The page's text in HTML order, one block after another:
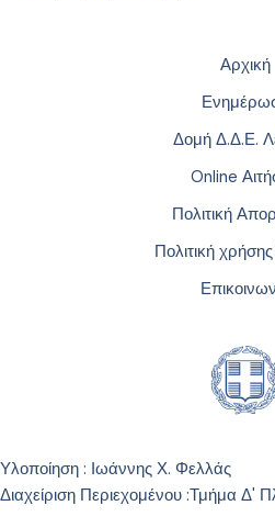
Αρχική
Δομή Δ.Δ.Ε.
Online
Πολιτική
Πολιτική
Υλοποίηση : Ιωάννης Χ. Φελλάς
Διαχείριση Περιεχομένου :Τμήμα Δ'